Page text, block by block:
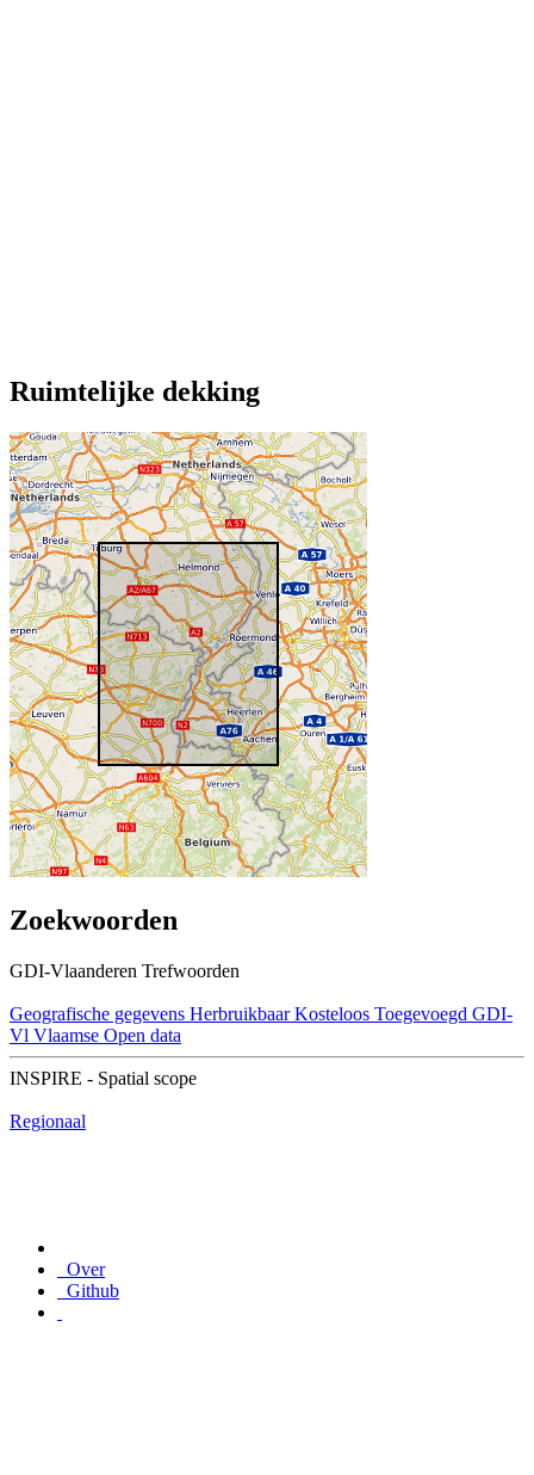
Ruimtelijke dekking
Zoekwoorden
GDI-Vlaanderen Trefwoorden
Geografische gegevens Herbruikbaar Kosteloos Toegevoegd GDI-
Vl Vlaamse Open data
INSPIRE - Spatial scope
Regionaal
Over
Github